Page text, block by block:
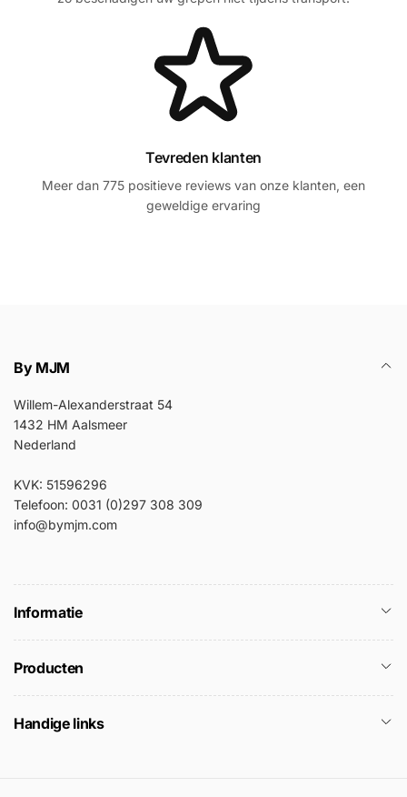
Tevreden klanten
Meer dan 775 positieve reviews van onze klanten, een
geweldige ervaring
By MJM
Willem-Alexanderstraat 54
1432 HM Aalsmeer
Nederland
KVK: 51596296
Telefoon: 0031 (0)297 308 309
info@bymjm.com
Informatie
Producten
Handige links